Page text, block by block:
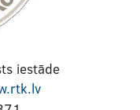
iestāde